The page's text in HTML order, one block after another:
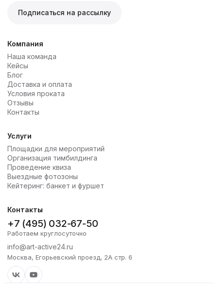
Подписаться на рассылку
Компания
Наша команда
Кейсы
Блог
Доставка и оплата
Условия проката
Отзывы
Контакты
Услуги
Площадки для мероприятий
Организация тимбилдинга
Проведение квиза
Выездные фотозоны
Кейтеринг: банкет и фуршет
Контакты
+7 (495) 032-67-50
Работаем круглосуточно
info@art-active24.ru
Москва, Егорьевский проезд, 2А стр. 6